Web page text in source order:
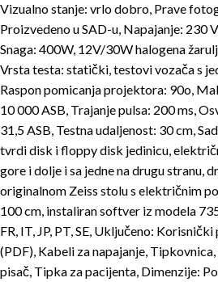
Vizualno stanje: vrlo dobro, Prave
Proizvedeno u SAD-u, Napajanje: 230
Snaga: 400W, 12V/30W halogena
Vrsta testa: statički, testovi vozača s
Raspon pomicanja projektora: 90o,
10 000 ASB, Trajanje pulsa: 200 ms,
31,5 ASB, Testna udaljenost: 30 cm,
tvrdi disk i floppy disk jedinicu,
gore i dolje i sa jedne na drugu stranu,
originalnom Zeiss stolu s električnim
100 cm, instaliran softver iz modela
FR, IT, JP, PT, SE, Uključeno:
(PDF), Kabeli za napajanje,
pisač, Tipka za pacijenta, Dimenzije: